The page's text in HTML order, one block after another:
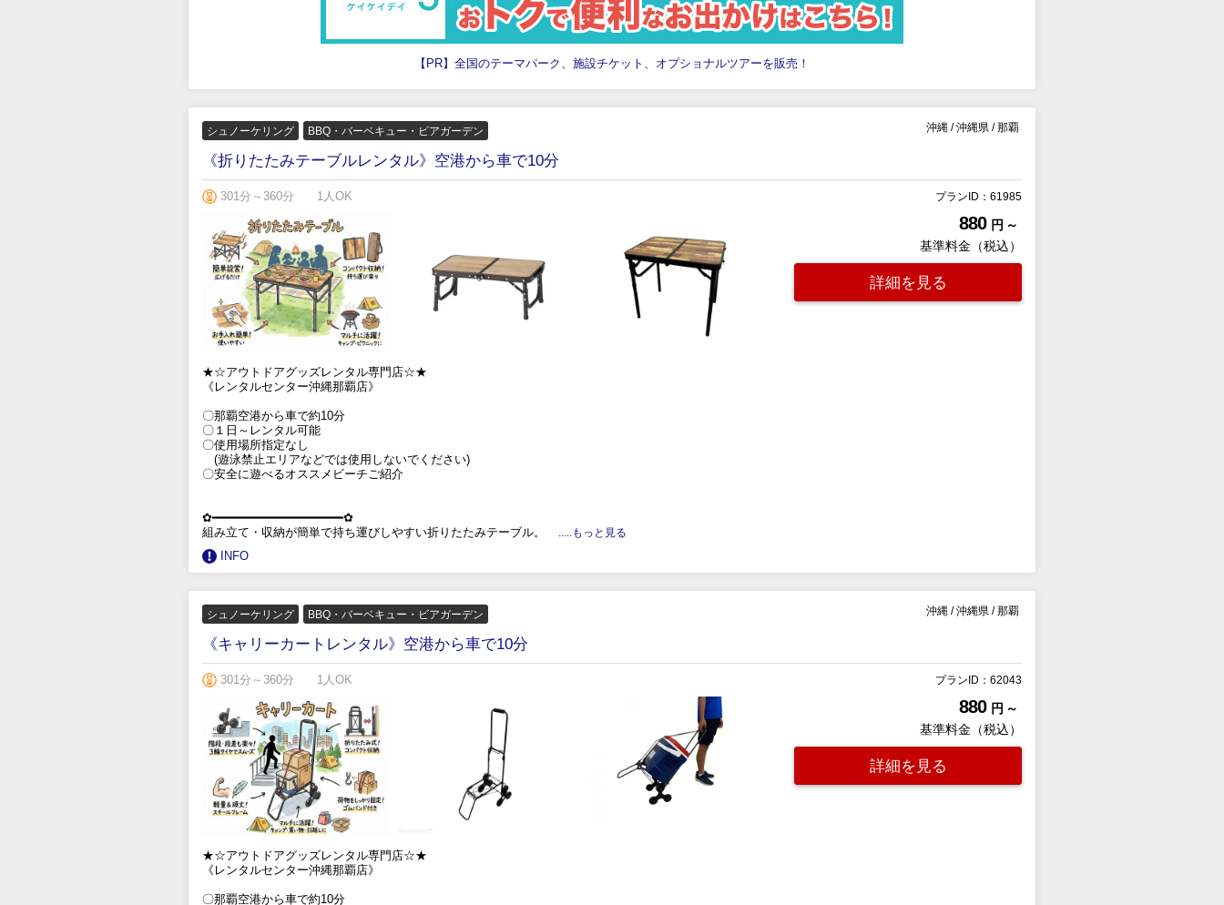
【PR】全国のテーマパーク、施設チケット、オプショナルツアーを販売！
シュノーケリング BBQ・バーベキュー・ビアガーデン 沖縄 / 沖縄県 / 那覇
《折りたたみテーブルレンタル》空港から車で10分
301分～360分 1人OK プランID：61985
880 円 ～
基準料金（税込）
詳細を見る
★☆アウトドアグッズレンタル専門店☆★
《レンタルセンター沖縄那覇店》
〇那覇空港から車で約10分
〇１日～レンタル可能
〇使用場所指定なし
(遊泳禁止エリアなどでは使用しないでください)
〇安全に遊べるオススメビーチご紹介
✿━━━━━━━━━━━━━━━━━━✿
組み立て・収納が簡単で持ち運びしやすい折りたたみテーブル。
.....もっと見る
INFO
シュノーケリング BBQ・バーベキュー・ビアガーデン 沖縄 / 沖縄県 / 那覇
《キャリーカートレンタル》空港から車で10分
301分～360分 1人OK プランID：62043
880 円 ～
基準料金（税込）
詳細を見る
★☆アウトドアグッズレンタル専門店☆★
《レンタルセンター沖縄那覇店》
〇那覇空港から車で約10分